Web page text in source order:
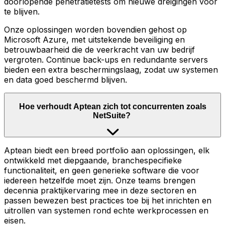
te blijven.
Onze oplossingen worden bovendien gehost op
Microsoft Azure, met uitstekende beveiliging en
betrouwbaarheid die de veerkracht van uw bedrijf
vergroten. Continue back-ups en redundante servers
bieden een extra beschermingslaag, zodat uw systemen
en data goed beschermd blijven.
Hoe verhoudt Aptean zich tot concurrenten zoals
NetSuite?
Aptean biedt een breed portfolio aan oplossingen, elk
ontwikkeld met diepgaande, branchespecifieke
functionaliteit, en geen generieke software die voor
iedereen hetzelfde moet zijn. Onze teams brengen
decennia praktijkervaring mee in deze sectoren en
passen bewezen best practices toe bij het inrichten en
uitrollen van systemen rond echte werkprocessen en
eisen.